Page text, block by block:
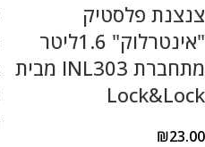
צנצנת פלסטיק
"אינטרלוק" 1.6ליטר
מתחברת INL303 מבית
Lock&Lock
₪23.00